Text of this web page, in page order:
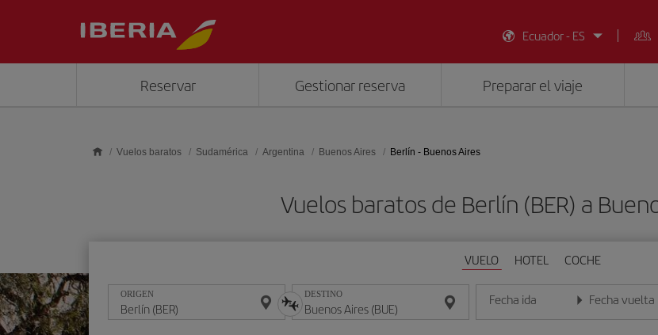
Ecuador - ES
Reservar Gestionar reserva Preparar el viaje
Vuelos baratos Sudamérica Argentina Buenos Aires Berlín - Buenos Aires
Vuelos baratos de Berlín (BER) a
VUELO HOTEL COCHE
ORIGEN DESTINO Fecha ida
Introduce la fecha en formato día/mes/
Fecha vuelta
Introduce la